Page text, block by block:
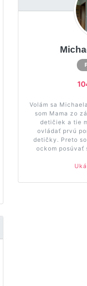
Volám sa
som Mama zo
detičiek a tie
ovládať prvú
detičky. Preto
ockom posúvať